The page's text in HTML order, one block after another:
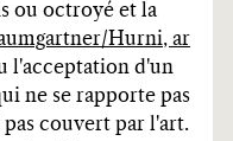
ou octroyé et la
Hurni, ar
l'acceptation d'un
ne se rapporte pas
couvert par l'art.